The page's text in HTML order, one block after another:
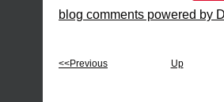
blog comments powered by
<<Previous Up